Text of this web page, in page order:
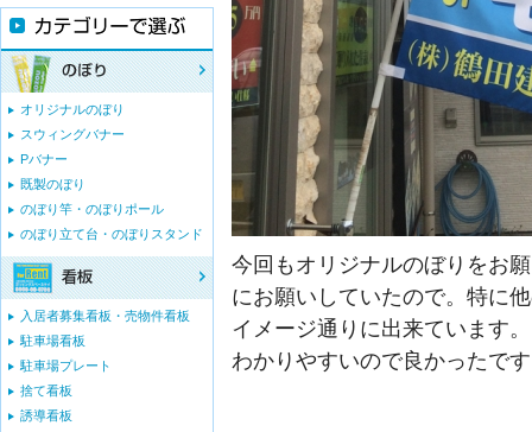
今回もオリジナルのぼりをお
にお願いしていたので。特に
イメージ通りに出来ています
わかりやすいので良かったで
オリジナルのぼり
スウィングバナー
Pバナー
既製のぼり
のぼり竿・のぼりポール
のぼり立て台・のぼりスタンド
入居者募集看板・売物件看板
駐車場看板
駐車場プレート
捨て看板
誘導看板